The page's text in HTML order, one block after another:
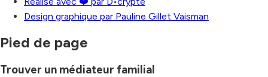
Design graphique par Pauline Gillet Vaisman
Pied de page
Trouver un médiateur familial